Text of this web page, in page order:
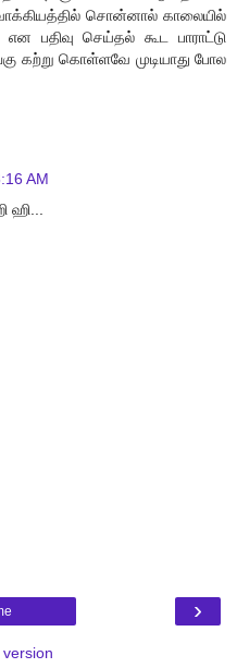
சொன்னால் காலையில்
பதிவு செய்தல் கூட பாராட்டு
கற்று கொள்ளவே முடியாது போல
AM
ஹி...
›